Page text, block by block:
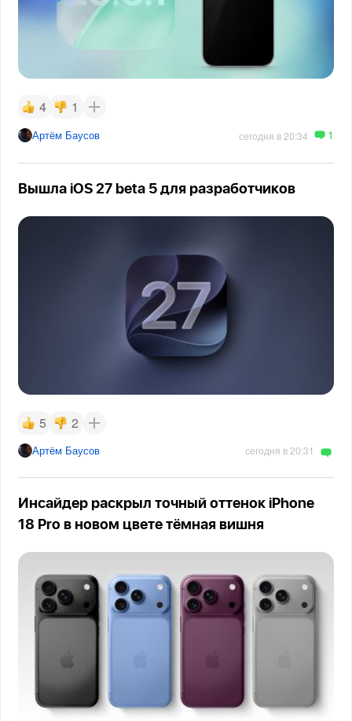
4 1
Артём Баусов сегодня в 20:34 1
Вышла iOS 27 beta 5 для разработчиков
5 2
Артём Баусов сегодня в 20:31
Инсайдер раскрыл точный оттенок iPhone
18 Pro в новом цвете тёмная вишня